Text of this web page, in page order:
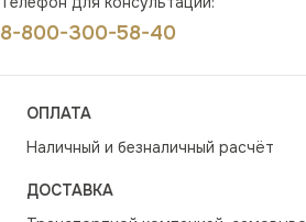
8-800-300-58-40
ОПЛАТА
Наличный и безналичный расчёт
ДОСТАВКА